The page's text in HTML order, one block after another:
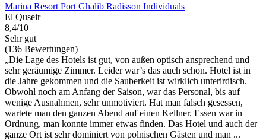
Marina Resort Port Ghalib Radisson Individuals
El Quseir
8,4/10
Sehr gut
(136 Bewertungen)
„Die Lage des Hotels ist gut, von außen optisch ansprechend und
sehr geräumige Zimmer. Leider war’s das auch schon. Hotel ist in
die Jahre gekommen und die Sauberkeit ist wirklich unterirdisch.
Obwohl noch am Anfang der Saison, war das Personal, bis auf
wenige Ausnahmen, sehr unmotiviert. Hat man falsch gesessen,
wartete man den ganzen Abend auf einen Kellner. Essen war in
Ordnung, man konnte immer etwas finden. Das Hotel und auch der
ganze Ort ist sehr dominiert von polnischen Gästen und man ...